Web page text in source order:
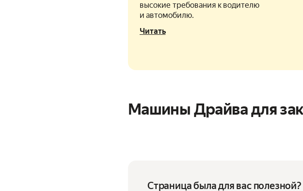
высокие требования к водителю
и автомобилю.
Читать
Машины Драйва для
Страница была для вас полезной?